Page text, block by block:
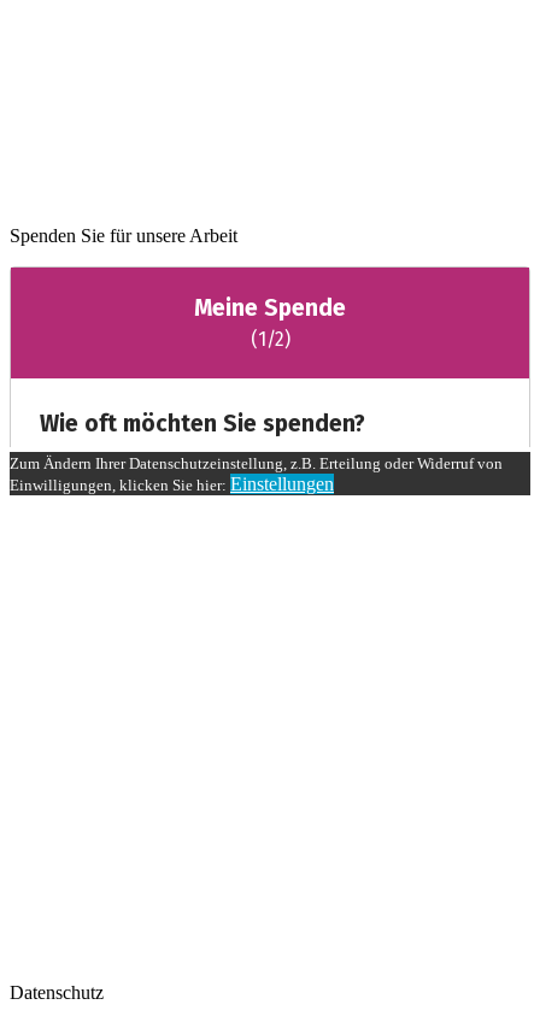
Spenden Sie für unsere Arbeit
Zum Ändern Ihrer Datenschutzeinstellung, z.B. Erteilung oder Widerruf von
Einwilligungen, klicken Sie hier: Einstellungen
Datenschutz